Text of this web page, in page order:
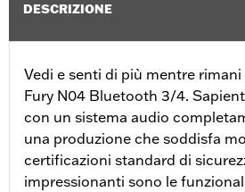
DESCRIZIONE
Vedi e senti di più mentre
Fury N04 Bluetooth 3/4.
con un sistema audio
una produzione che soddisfa
certificazioni standard di
impressionanti sono le